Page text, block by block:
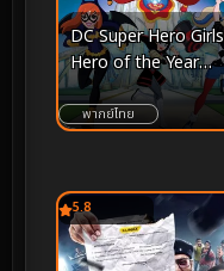
DC Super Hero Girls
Hero of the Year
(2016) แก๊งค์สาว ดีซีซู
เปอร์ฮีโร่ ฮีโร่แห่งปี
พากย์ไทย
5.8